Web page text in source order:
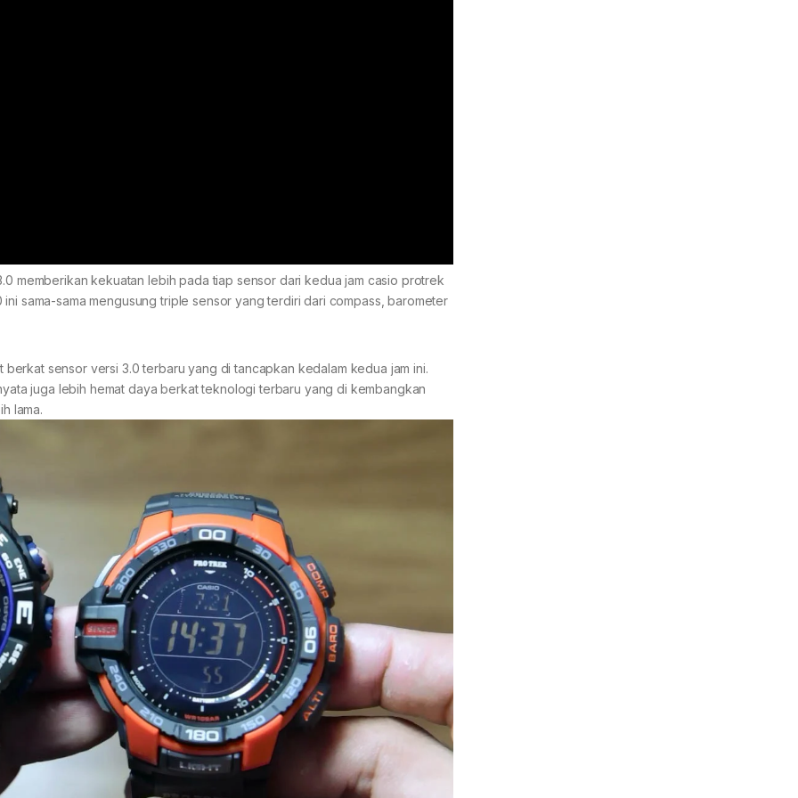
memberikan kekuatan lebih pada tiap sensor dari kedua jam casio protrek
sama-sama mengusung triple sensor yang terdiri dari compass, barometer
sensor versi 3.0 terbaru yang di tancapkan kedalam kedua jam ini.
juga lebih hemat daya berkat teknologi terbaru yang di kembangkan
lama.